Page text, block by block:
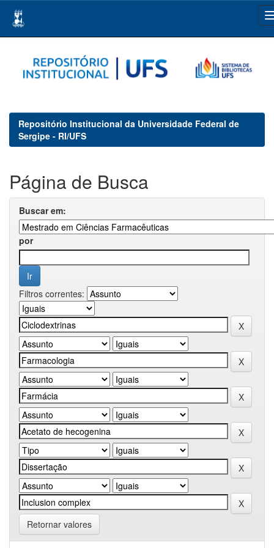
navigation
Repositório Institucional da Universidade Federal de
Sergipe - RI/UFS
Página de Busca
Buscar em:
por
Filtros correntes:
Retornar valores